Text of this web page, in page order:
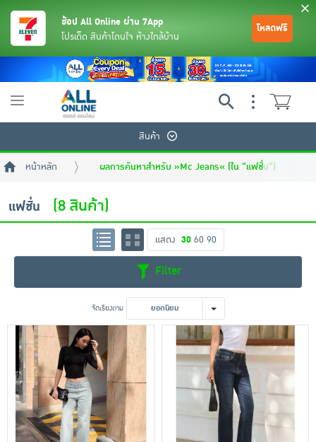
เครื่องปรุงรสและของแห้ง
ขนมขบเคี้ยว และช็อคโกแลต
อาหารสด ผัก ผลไม้และเบเกอรี่
ช้อป All Online ผ่าน 7App
โปรเด็ด สินค้าโดนใจ ห้างใกล้บ้าน
โหลดฟรี
Toggle
สินค้า
หน้าหลัก ผลการค้นหาสำหรับ »Mc Jeans« (ใน "แฟชั่น")
แฟชั่น (8 สินค้า)
แสดง 30 60 90
Filter
จัดเรียงตาม ยอดนิยม